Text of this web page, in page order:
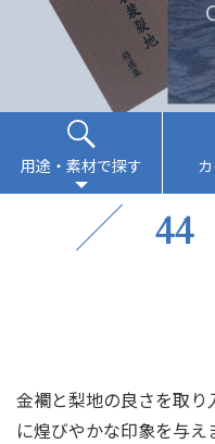
用途・素材で探す
44
金襴と梨地の良さを取り
に煌びやかな印象を与え